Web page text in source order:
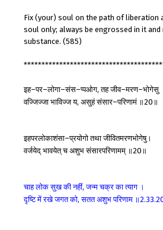
Fix (your) soul on the path of liberation
soul only; always be engrossed in it
substance. (585)
इह–पर–लोगा–संस–प्पओग,तहजीव–मरण–भोगेसु
वज्जिज्जाभाविज्जय, असुहंसंसार–परिणामं ॥20 ॥
इहपरलोकाशंसा–प्रयोगोतथाजीवितमरणभोगेषु।
वर्जयेद्भावयेत्चअशुभसंसारपरिणामम् ॥20 ॥
चाहलोकसुखकीनहीं,जन्मचक्रकात्याग ।
दृष्टिमेंरखेजगतको,सततअशुभपरिणाम ॥